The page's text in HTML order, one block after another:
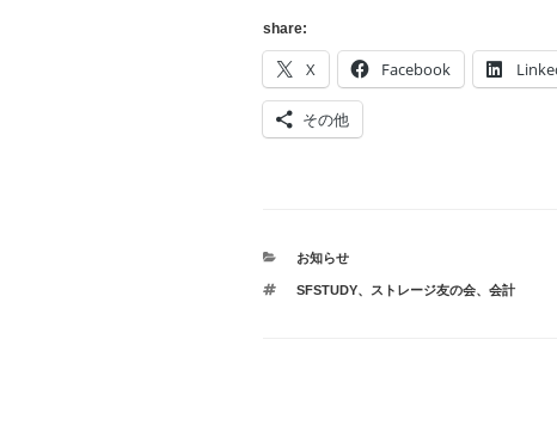
share:
X Facebook
その他
カ
ゴ
お知らせ
タ
SFSTUDY、 ストレージ友の会、 会計